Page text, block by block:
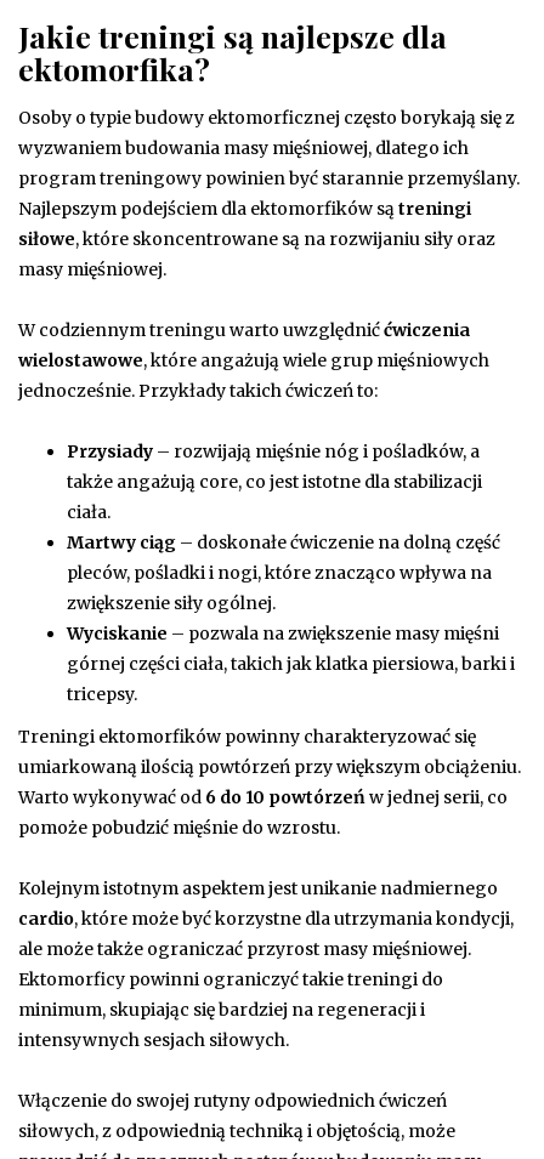
Jakie treningi są najlepsze dla
ektomorfika?
Osoby o typie budowy ektomorficznej często borykają się z
wyzwaniem budowania masy mięśniowej, dlatego ich
program treningowy powinien być starannie przemyślany.
Najlepszym podejściem dla ektomorfików sątreningi
siłowe, które skoncentrowane są na rozwijaniu siły oraz
masy mięśniowej.
W codziennym treningu warto uwzględniććwiczenia
wielostawowe, które angażują wiele grup mięśniowych
jednocześnie. Przykłady takich ćwiczeń to:
Przysiady – rozwijają mięśnie nóg i pośladków, a
także angażują core, co jest istotne dla stabilizacji
ciała.
Martwy ciąg – doskonałe ćwiczenie na dolną część
pleców, pośladki i nogi, które znacząco wpływa na
zwiększenie siły ogólnej.
Wyciskanie – pozwala na zwiększenie masy mięśni
górnej części ciała, takich jak klatka piersiowa, barki i
tricepsy.
Treningi ektomorfików powinny charakteryzować się
umiarkowaną ilością powtórzeń przy większym obciążeniu.
Warto wykonywać od 6 do 10 powtórzeńw jednej serii, co
pomoże pobudzić mięśnie do wzrostu.
Kolejnym istotnym aspektem jest unikanie nadmiernego
cardio, które może być korzystne dla utrzymania kondycji,
ale może także ograniczać przyrost masy mięśniowej.
Ektomorficy powinni ograniczyć takie treningi do
minimum, skupiając się bardziej na regeneracji i
intensywnych sesjach siłowych.
Włączenie do swojej rutyny odpowiednich ćwiczeń
siłowych, z odpowiednią techniką i objętością, może